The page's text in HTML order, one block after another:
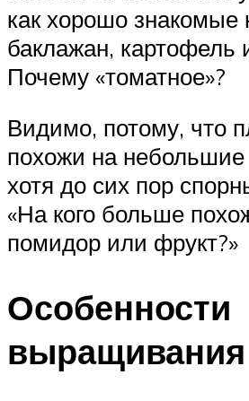
как хорошо знакомые
баклажан, картофель
Почему «томатное»?
Видимо, потому, что
похожи на
хотя до сих пор
«На кого больше
помидор или фрукт?»
Особенности
выращивания